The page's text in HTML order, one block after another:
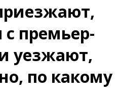
с премьер-
уезжают,
по какому